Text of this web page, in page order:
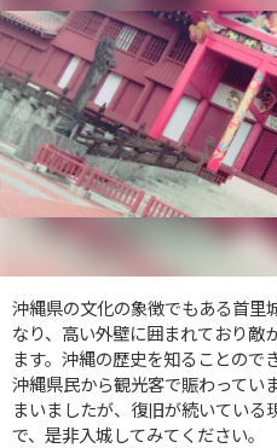
沖縄県の文化の象徴でもある首里
なり、高い外壁に囲まれており敵
ます。沖縄の歴史を知ることので
沖縄県民から観光客で賑わってい
まいましたが、復旧が続いている
で、是非入城してみてください。